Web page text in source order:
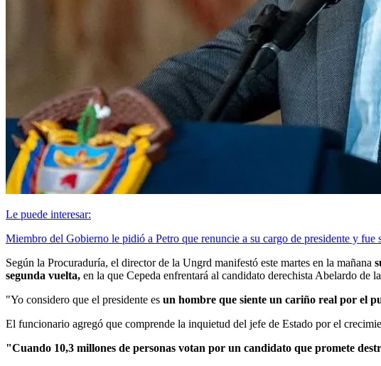
Le puede interesar:
Miembro del Gobierno le pidió a Petro que renuncie a su cargo de presidente y fue
Según la Procuraduría, el director de la Ungrd manifestó este martes en la mañana
segunda vuelta, en la que Cepeda enfrentará al candidato derechista Abelardo de
"Yo considero que el presidente es un hombre que siente un cariño real por el
El funcionario agregó que comprende la inquietud del jefe de Estado por el
"Cuando 10,3 millones de personas votan por un candidato que promete